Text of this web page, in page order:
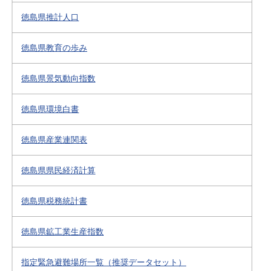
徳島県推計人口
徳島県教育の歩み
徳島県景気動向指数
徳島県環境白書
徳島県産業連関表
徳島県県民経済計算
徳島県税務統計書
徳島県鉱工業生産指数
指定緊急避難場所一覧（推奨データセット）